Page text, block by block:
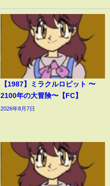
【1987】ミラクルロピット 〜
2100年の大冒険〜【FC】
2026年8月7日